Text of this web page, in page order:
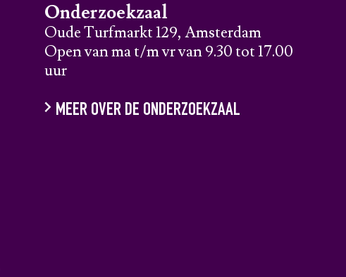
Onderzoekzaal
Oude Turfmarkt 129, Amsterdam
Open van ma t/m vr van 9.30 tot 17.00
uur
MEER OVER DE ONDERZOEKZAAL